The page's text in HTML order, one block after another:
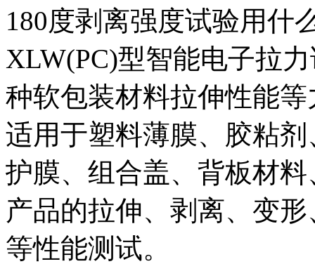
180度剥离强度试验用什
XLW(PC)型智能电子拉
种软包装材料拉伸性能
适用于塑料薄膜、胶粘
护膜、组合盖、背板材
产品的拉伸、剥离、变
等性能测试。